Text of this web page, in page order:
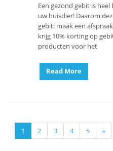
Een gezond gebit is
uw huisdier! Daarom
gebit: maak een
krijg 10% korting op
producten voor het
Read More
1 2 3 4 5 »